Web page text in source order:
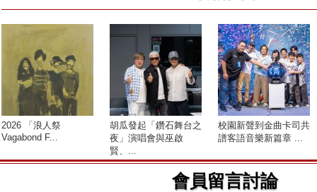
2026 「浪人祭
Vagabond F...
胡瓜發起「鑽石舞台之
夜」演唱會與巫啟
賢、...
校園新聲到金曲卡司共
譜客語音樂新篇章 ...
會員留言討論